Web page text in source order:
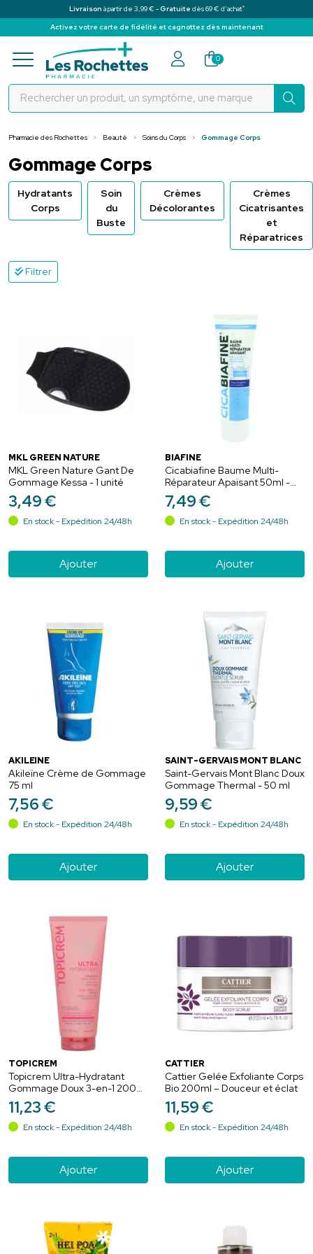
Livraison à partir de 3,99 € -Gratuite dès 69 € d’achat*
Activez votre carte de fidélité et cagnottez dès maintenant
Pharmacie des Rochettes Votre
0
Pharmacie des Rochettes Beauté Soins du Corps Gommage Corps
Gommage Corps
Hydratants
Corps
Soin
du
Buste
Crèmes
Décolorantes
Crèmes
Cicatrisantes
et
Réparatrices
Filtrer
MKL GREEN NATURE
MKL Green Nature Gant De
Gommage Kessa - 1 unité
3,49€
En stock - Expédition 24/48h
Ajouter
BIAFINE
Cicabiafine Baume Multi-
Réparateur Apaisant 50ml -
Peaux abîmées, cicatrices
7,49€
En stock - Expédition 24/48h
Ajouter
AKILEÏNE
Akileïne Crème de Gommage
75 ml
7,56€
En stock - Expédition 24/48h
Ajouter
SAINT-GERVAIS MONT BLANC
Saint-Gervais Mont Blanc Doux
Gommage Thermal - 50 ml
9,59€
En stock - Expédition 24/48h
Ajouter
TOPICREM
Topicrem Ultra-Hydratant
Gommage Doux 3-en-1 200
ml – Visage, Corps et Maillot
11,23€
En stock - Expédition 24/48h
Ajouter
CATTIER
Cattier Gelée Exfoliante Corps
Bio 200ml – Douceur et éclat
11,59€
En stock - Expédition 24/48h
Ajouter